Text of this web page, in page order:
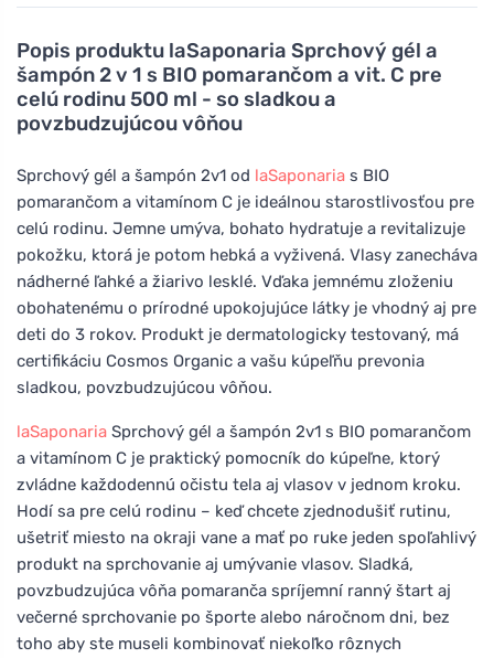
Popis produktu laSaponaria Sprchový gél a
šampón 2 v 1 s BIO pomarančom a vit. C pre
celú rodinu 500 ml - so sladkou a
povzbudzujúcou vôňou
Sprchový gél a šampón 2v1 od laSaponaria s BIO
pomarančom a vitamínom C je ideálnou starostlivosťou pre
celú rodinu. Jemne umýva, bohato hydratuje a revitalizuje
pokožku, ktorá je potom hebká a vyživená. Vlasy zanecháva
nádherné ľahké a žiarivo lesklé. Vďaka jemnému zloženiu
obohatenému o prírodné upokojujúce látky je vhodný aj pre
deti do 3 rokov. Produkt je dermatologicky testovaný, má
certifikáciu Cosmos Organic a vašu kúpeľňu prevonia
sladkou, povzbudzujúcou vôňou.
laSaponaria Sprchový gél a šampón 2v1 s BIO pomarančom
a vitamínom C je praktický pomocník do kúpeľne, ktorý
zvládne každodennú očistu tela aj vlasov v jednom kroku.
Hodí sa pre celú rodinu – keď chcete zjednodušiť rutinu,
ušetriť miesto na okraji vane a mať po ruke jeden spoľahlivý
produkt na sprchovanie aj umývanie vlasov. Sladká,
povzbudzujúca vôňa pomaranča spríjemní ranný štart aj
večerné sprchovanie po športe alebo náročnom dni, bez
toho aby ste museli kombinovať niekoľko rôznych